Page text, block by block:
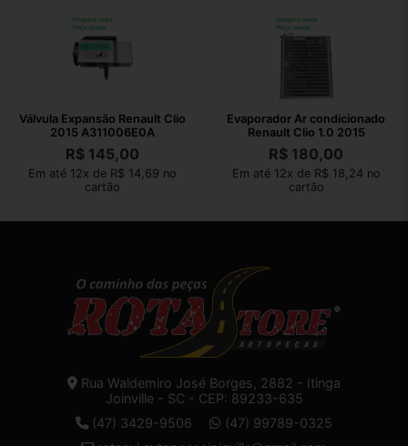
Válvula Expansão Renault Clio
2015 A311006E0A
R$145,00
Em até 12x de R$ 14,69 no
cartão
Evaporador Ar condicionado
Renault Clio 1.0 2015
R$ 180,00
Em até 12x de R$ 18,24 no
cartão
Rua Waldemiro José Borges, 2882 - Itinga
Joinville - SC - CEP: 89233-635
(47) 3429-9506
(47) 99789-0325